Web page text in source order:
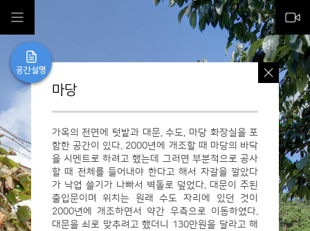
공간설명
마당
가옥의 전면에 텃밭과 대문, 수도, 마당 화장실을 포
함한 공간이 있다. 2000년에 개조할 때 마당의 바닥
을 시멘트로 하려고 했는데 그러면 부분적으로 공사
할 때 전체를 들어내야 한다고 해서 자갈을 깔았다
가 낙엽 쓸기가 나빠서 벽돌로 덮었다. 대문이 주된
출입문이며 위치는 원래 수도 자리에 있던 것이
2000년에 개조하면서 약간 우측으로 이동하였다.
대문을 쇠로 맞추려고 했더니 130만원을 달라고 해